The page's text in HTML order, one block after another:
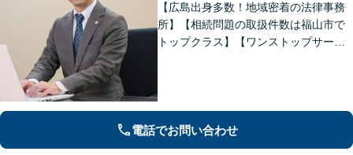
【広島出身多数！地域密着の法律事務
所】【相続問題の取扱件数は福山市で
トップクラス】【ワンストップサービ
遺言・相続、債務整理など、幅広い分
野に対応」
電話でお問い合わせ